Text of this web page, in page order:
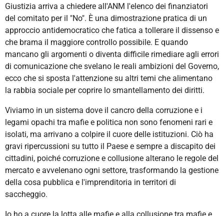
Giustizia arriva a chiedere all'ANM l'elenco dei finanziatori
del comitato per il "No". È una dimostrazione pratica di un
approccio antidemocratico che fatica a tollerare il dissenso e
che brama il maggiore controllo possibile. E quando
mancano gli argomenti o diventa difficile rimediare agli errori
di comunicazione che svelano le reali ambizioni del Governo,
ecco che si sposta l'attenzione su altri temi che alimentano
la rabbia sociale per coprire lo smantellamento dei diritti.
Viviamo in un sistema dove il cancro della corruzione e i
legami opachi tra mafie e politica non sono fenomeni rari e
isolati, ma arrivano a colpire il cuore delle istituzioni. Ciò ha
gravi ripercussioni su tutto il Paese e sempre a discapito dei
cittadini, poiché corruzione e collusione alterano le regole del
mercato e avvelenano ogni settore, trasformando la gestione
della cosa pubblica e l'imprenditoria in territori di
saccheggio.